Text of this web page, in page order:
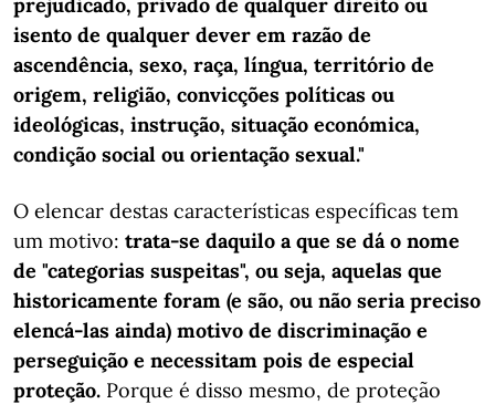
isento de qualquer dever em razão de
ascendência, sexo, raça, língua, território de
origem, religião, convicções políticas ou
ideológicas, instrução, situação económica,
condição social ou orientação sexual."
O elencar destas características específicas tem
um motivo: trata-se daquilo a que se dá o nome
de "categorias suspeitas", ou seja, aquelas que
historicamente foram (e são, ou não seria preciso
elencá-las ainda) motivo de discriminação e
perseguição e necessitam pois de especial
proteção. Porque é disso mesmo, de proteção